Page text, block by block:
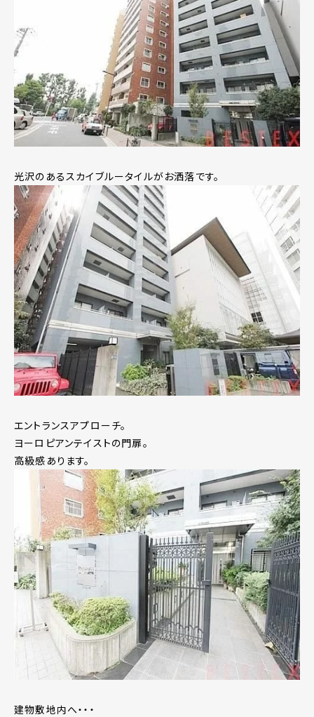
光沢のあるスカイブルータイルがお洒落です。
エントランスアプローチ。
ヨーロピアンテイストの門扉。
高級感あります。
建物敷地内へ・・・